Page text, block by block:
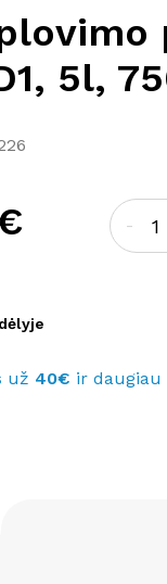
5l,
-
už 40€ ir daugiau